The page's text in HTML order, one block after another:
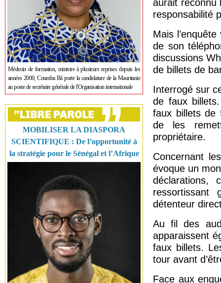
Médecin de formation, ministre à plusieurs reprises depuis les
années 2000, Coumba Bâ porte la candidature de la Mauritanie
au poste de secrétaire générale de l'Organisation internationale
MOBILISER LA DIASPORA
SCIENTIFIQUE : De l’opportunité à
la stratégie pour le Sénégal et l’Afrique
aurait reconnu
responsabilité
Mais
de son
discussions
de billets de
Interrogé sur
de faux
faux billets de
de les
propriétaire.
Concernant
évoque un
déclarations,
détenteur
Au fil des
apparaissent
faux billets.
tour avant
Face aux